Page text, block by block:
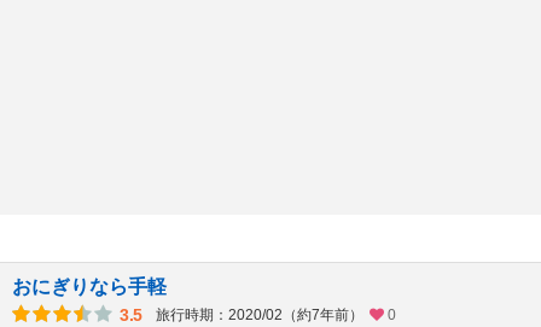
おにぎりなら手軽
3.5 旅行時期：2020/02（約7年前）
0